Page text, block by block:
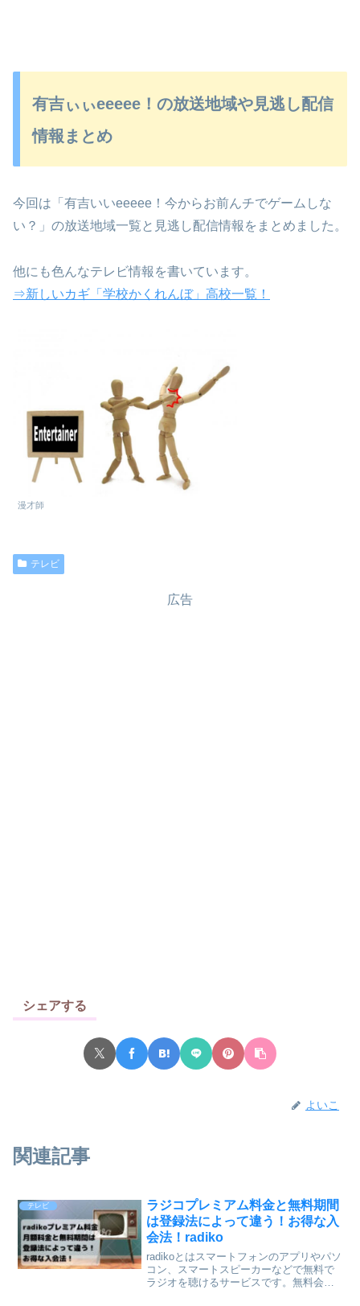
有吉ぃぃeeeee！の放送地域や見逃し配信
情報まとめ
今回は「有吉いいeeeee！今からお前んチでゲームしな
い？」の放送地域一覧と見逃し配信情報をまとめました。
他にも色んなテレビ情報を書いています。
⇒新しいカギ「学校かくれんぼ」高校一覧！
漫才師
テレビ
広告
シェアする
よいこ
関連記事
テレビ
ラジコプレミアム料金と無料期間
は登録法によって違う！お得な入
会法！radiko
radikoとはスマートフォンのアプリやパソ
コン、スマートスピーカーなどで無料で
ラジオを聴けるサービスです。無料会員